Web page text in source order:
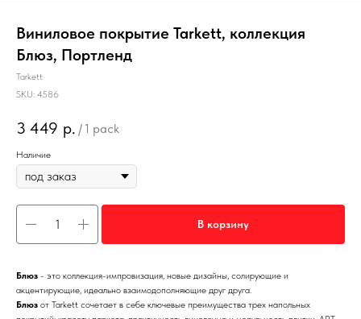
Виниловое покрытие Tarkett, коллекция
Блюз, Портленд
Tarkett
SKU: 4586
3 449 р. / 1 pack
Наличие
В корзину
Блюз - это коллекция-импровизация, новые дизайны, солирующие и
акцентирующие, идеально взаимодополняющие друг друга.
Блюз от Tarkett сочетает в себе ключевые преимущества трех напольных